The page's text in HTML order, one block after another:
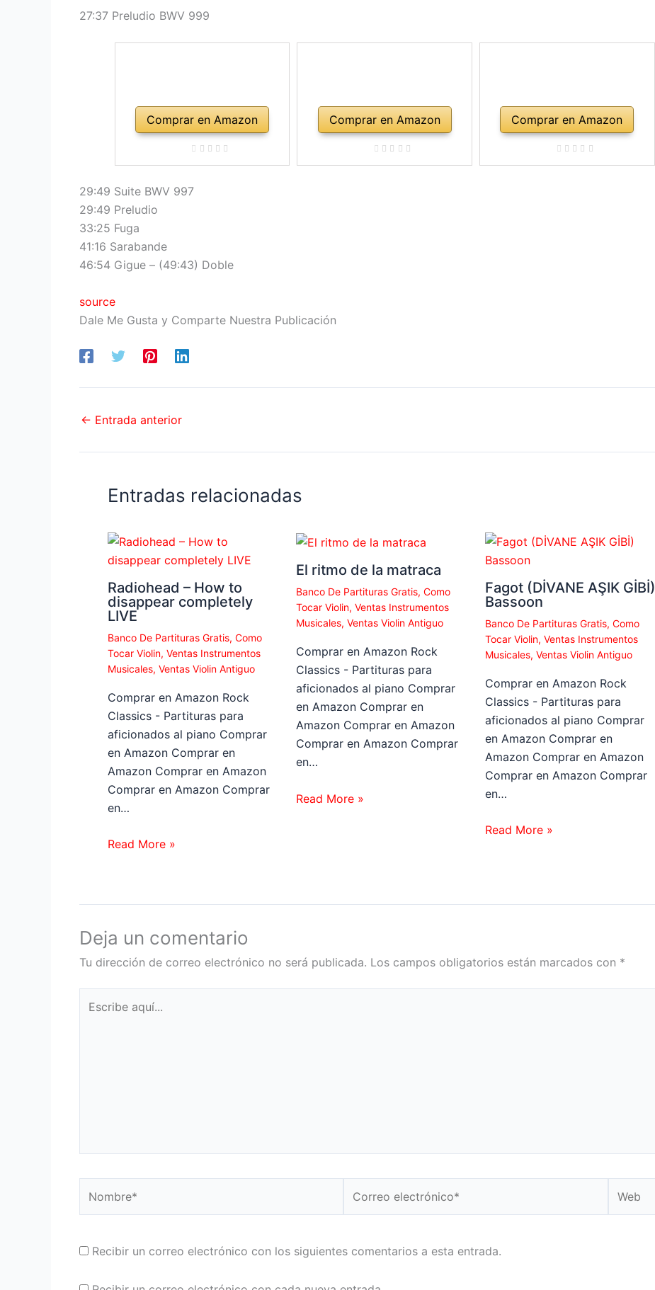
27:37 Preludio BWV 999
Comprar en Amazon Comprar en Amazon Comprar en Amazon
29:49 Suite BWV 997
29:49 Preludio
33:25 Fuga
41:16 Sarabande
46:54 Gigue – (49:43) Doble
source
Dale Me Gusta y Comparte Nuestra Publicación
← Entrada anterior
Entradas relacionadas
Radiohead – How to
disappear completely
LIVE
Banco De Partituras Gratis, Como
Tocar Violin, Ventas Instrumentos
Musicales, Ventas Violin Antiguo
Comprar en Amazon Rock
Classics - Partituras para
aficionados al piano Comprar
en Amazon Comprar en
Amazon Comprar en Amazon
Comprar en Amazon Comprar
en…
Read More »
El ritmo de la matraca
Banco De Partituras Gratis,Como
Tocar Violin,Ventas Instrumentos
Musicales,Ventas Violin Antiguo
Comprar en Amazon Rock
Classics - Partituras para
aficionados al piano Comprar
en Amazon Comprar en
Amazon Comprar en Amazon
Comprar en Amazon Comprar
en…
Read More »
Fagot (DİVANE AŞIK GİBİ)
Bassoon
Banco De Partituras Gratis, Como
Tocar Violin, Ventas Instrumentos
Musicales, Ventas Violin Antiguo
Comprar en Amazon Rock
Classics - Partituras para
aficionados al piano Comprar
en Amazon Comprar en
Amazon Comprar en Amazon
Comprar en Amazon Comprar
en…
Read More »
Deja un comentario
Tu dirección de correo electrónico no será publicada. Los campos obligatorios están marcados con *
aquí...
electrónico*
Recibir un correo electrónico con los siguientes comentarios a esta entrada.